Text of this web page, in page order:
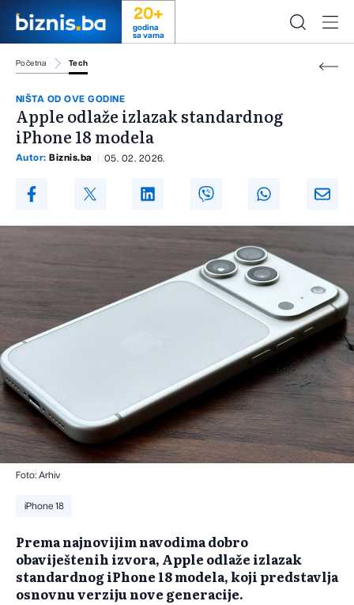
20+
godina
sa vama
Početna Tech
NIŠTA OD OVE GODINE
Apple odlaže izlazak standardnog
iPhone 18 modela
Autor: Biznis.ba 05. 02. 2026.
Foto: Arhiv
iPhone 18
Prema najnovijim navodima dobro
obaviještenih izvora, Apple odlaže izlazak
standardnog iPhone 18 modela, koji predstavlja
osnovnu verziju nove generacije.